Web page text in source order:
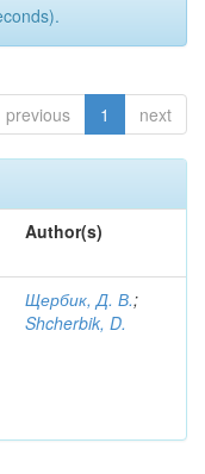
previous 1 next
Author(s)
Щербик, Д. В.;
Shcherbik, D.